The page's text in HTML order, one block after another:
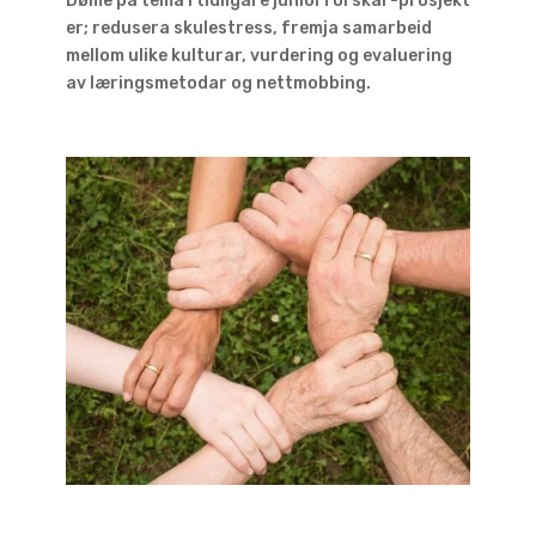
er; redusera skulestress, fremja samarbeid
mellom ulike kulturar, vurdering og evaluering
av læringsmetodar og nettmobbing.